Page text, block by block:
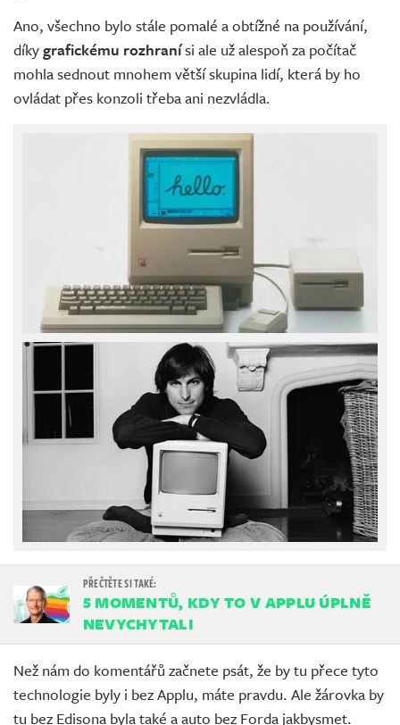
Ano, všechno bylo stále pomalé a obtížné na používání,
díkygrafickému rozhranísi ale už alespoň za počítač
mohla sednout mnohem větší skupina lidí, která by ho
ovládat přes konzoli třeba ani nezvládla.
5 MOMENTŮ, KDY TO V APPLU ÚPLNĚ
NEVYCHYTALI
Než nám do komentářů začnete psát, že by tu přece tyto
technologie byly i bez Applu, máte pravdu. Ale žárovka by
tu bez Edisona byla také a auto bez Forda jakbysmet.